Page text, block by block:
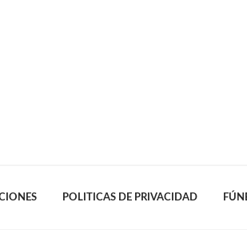
POLITICAS DE PRIVACIDAD